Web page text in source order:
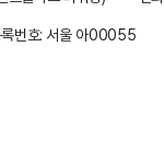
록번호: 서울 아00055